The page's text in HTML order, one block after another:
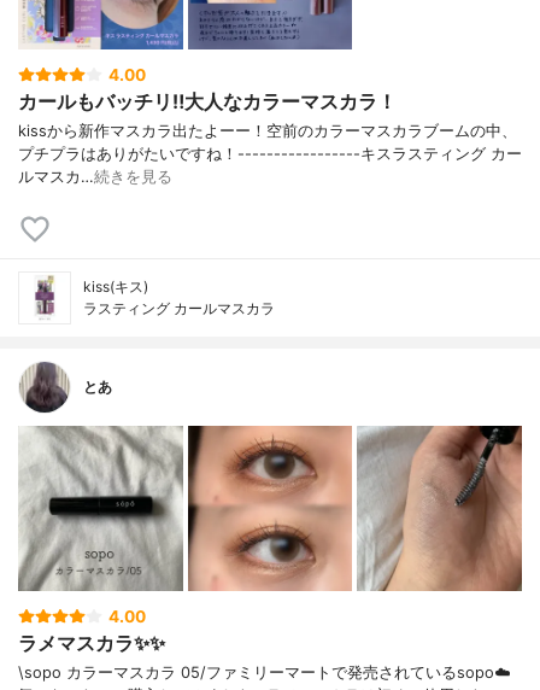
4.00
カールもバッチリ‼️大人なカラーマスカラ！
kissから新作マスカラ出たよーー！空前のカラーマスカラブームの中、
プチプラはありがたいですね！-----------------キスラスティング カー
ルマスカ…続きを見る
kiss(キス)
ラスティング カールマスカラ
とあ
4.00
ラメマスカラ✨✨
\sopo カラーマスカラ 05/ファミリーマートで発売されているsopo☁️